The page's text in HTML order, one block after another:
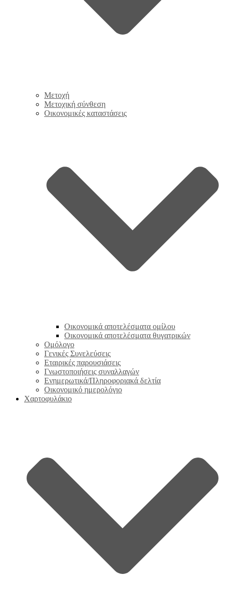
Μετοχή
Μετοχική σύνθεση
Οικονομικές καταστάσεις
Οικονομικά αποτελέσματα ομίλου
Οικονομικά αποτελέσματα θυγατρικών
Ομόλογο
Γενικές Συνελεύσεις
Εταιρικές παρουσιάσεις
Γνωστοποιήσεις συναλλαγών
Ενημερωτικά/Πληροφοριακά δελτία
Οικονομικό ημερολόγιο
Χαρτοφυλάκιο